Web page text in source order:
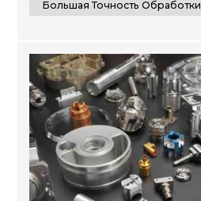
Большая Точность Обработки